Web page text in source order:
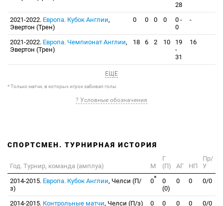
28
2021-2022. Европа. Кубок Англии,
Эвертон (Трен)
0 0 0 0
0 -
0
-
2021-2022. Европа. Чемпионат Англии,
Эвертон (Трен)
18 6 2 10
19
-
31
16
ЕЩЕ
* Только матчи, в которых игрок забивал голы
? Условные обозначения
СПОРТСМЕН. ТУРНИРНАЯ ИСТОРИЯ
Год. Турнир, команда (амплуа) М
Г
(П)
АГ НП
Пр/
У
2014-2015. Европа. Кубок Англии, Челси (П/
з)
0*
0
(0)
0 0 0/0
2014-2015. Контрольные матчи, Челси (П/з) 0
0
0 0 0/0